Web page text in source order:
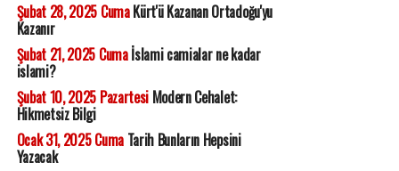
Şubat 28, 2025 CumaKürt'ü Kazanan Ortadoğu'yu
Kazanır
Şubat 21, 2025 Cumaİslami camialar ne kadar
islami?
Şubat 10, 2025 PazartesiModern Cehalet:
Hikmetsiz Bilgi
Ocak 31, 2025 CumaTarih Bunların Hepsini
Yazacak